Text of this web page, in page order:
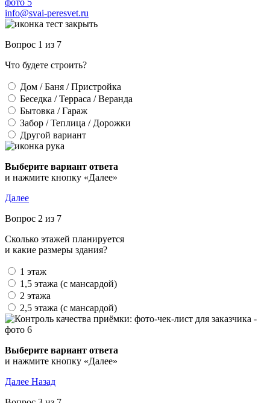
info@svai-peresvet.ru
Вопрос 1 из 7
Что будете строить?
Дом / Баня / Пристройка
Беседка / Терраса / Веранда
Бытовка / Гараж
Забор / Теплица / Дорожки
Другой вариант
Выберите вариант ответа
и нажмите кнопку «Далее»
Далее
Вопрос 2 из 7
Сколько этажей планируется
и какие размеры здания?
1 этаж
1,5 этажа (с мансардой)
2 этажа
2,5 этажа (с мансардой)
Выберите вариант ответа
и нажмите кнопку «Далее»
Далее Назад